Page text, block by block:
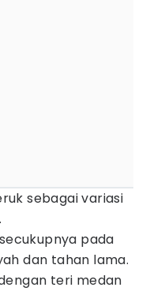
sebagai variasi
pada
dan tahan lama.
teri medan